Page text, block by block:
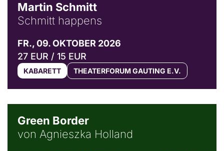
Martin Schmitt
Schmitt happens
FR., 09. OKTOBER 2026
27 EUR / 15 EUR
KABARETT THEATERFORUM GAUTING E.V.
Green Border
von Agnieszka Holland